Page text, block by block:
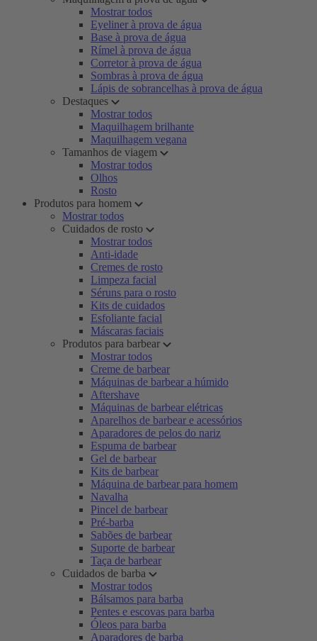
Mostrar todos
Eyeliner à prova de água
Base à prova de água
Rímel à prova de água
Corretor à prova de água
Sombras à prova de água
Lápis de sobrancelhas à prova de água
Destaques
Mostrar todos
Maquilhagem brilhante
Maquilhagem vegana
Tamanhos de viagem
Mostrar todos
Olhos
Rosto
Produtos para homem
Mostrar todos
Cuidados de rosto
Mostrar todos
Anti-idade
Cremes de rosto
Limpeza facial
Séruns para o rosto
Kits de cuidados
Esfoliante facial
Máscaras faciais
Produtos para barbear
Mostrar todos
Creme de barbear
Máquinas de barbear a húmido
Aftershave
Máquinas de barbear elétricas
Aparelhos de barbear e acessórios
Aparadores de pelos do nariz
Espuma de barbear
Gel de barbear
Kits de barbear
Máquina de barbear para homem
Navalha
Pincel de barbear
Pré-barba
Sabões de barbear
Suporte de barbear
Taça de barbear
Cuidados de barba
Mostrar todos
Bálsamos para barba
Pentes e escovas para barba
Óleos para barba
Aparadores de barba